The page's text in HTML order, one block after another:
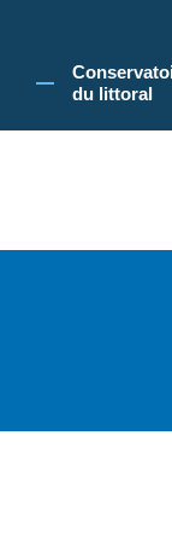
du littoral,
du littoral